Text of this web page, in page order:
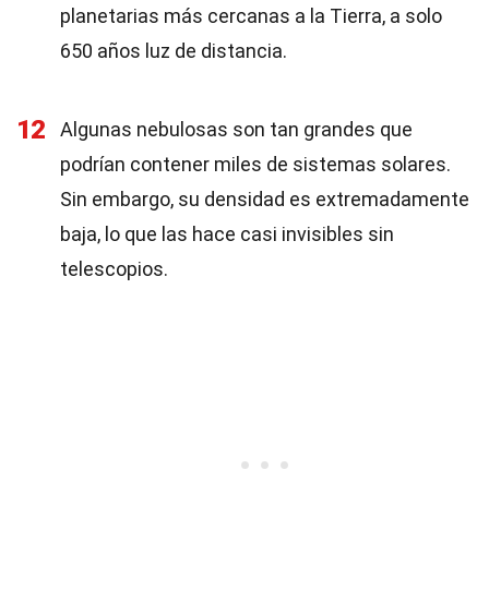
planetarias más cercanas a la Tierra, a solo
650 años luz de distancia.
12
Algunas nebulosas son tan grandes que
podrían contener miles de sistemas solares.
Sin embargo, su densidad es extremadamente
baja, lo que las hace casi invisibles sin
telescopios.